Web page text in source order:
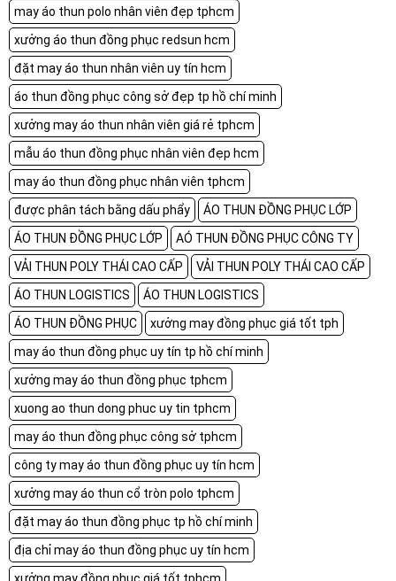
may áo thun polo nhân viên đẹp tphcm
xưởng áo thun đồng phục redsun hcm
đặt may áo thun nhân viên uy tín hcm
áo thun đồng phục công sở đẹp tp hồ chí minh
xưởng may áo thun nhân viên giá rẻ tphcm
mẫu áo thun đồng phục nhân viên đẹp hcm
may áo thun đồng phục nhân viên tphcm
được phân tách bằng dấu phẩy
ÁO THUN ĐỒNG PHỤC LỚP
ÁO THUN ĐỒNG PHỤC LỚP
AÓ THUN ĐỒNG PHỤC CÔNG TY
VẢI THUN POLY THÁI CAO CẤP
VẢI THUN POLY THÁI CAO CẤP
ÁO THUN LOGISTICS
ÁO THUN LOGISTICS
ÁO THUN ĐỒNG PHỤC
xưởng may đồng phục giá tốt tph
may áo thun đồng phục uy tín tp hồ chí minh
xưởng may áo thun đồng phục tphcm
xuong ao thun dong phuc uy tin tphcm
may áo thun đồng phục công sở tphcm
công ty may áo thun đồng phục uy tín hcm
xưởng may áo thun cổ tròn polo tphcm
đặt may áo thun đồng phục tp hồ chí minh
địa chỉ may áo thun đồng phục uy tín hcm